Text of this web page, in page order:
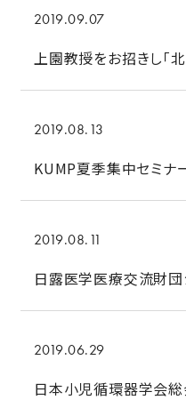
2019.09.07
上園教授をお招きし「
2019.08.13
KUMP夏季集中セミナ
2019.08.11
日露医学医療交流財
2019.06.29
日本小児循環器学会